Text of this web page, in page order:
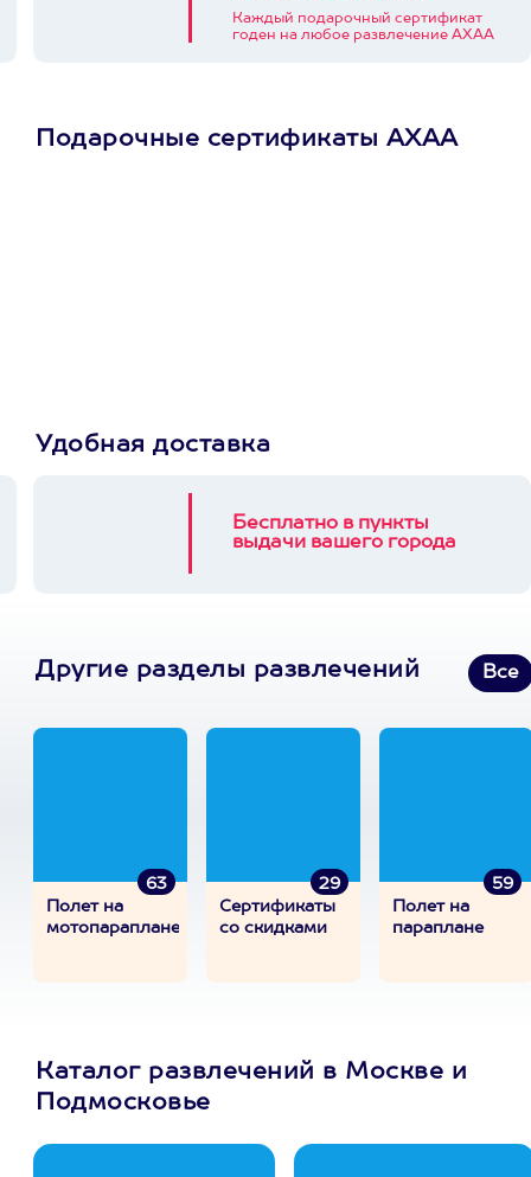
Каждый подарочный сертификат
годен на любое развлечение АХАА
Подарочные сертификаты АХАА
Удобная доставка
Бесплатно в пункты
выдачи вашего города
Другие разделы развлечений Все
63
Полет на
мотопараплане
29
Сертификаты
со скидками
59
Полет на
параплане
Каталог развлечений в Москве и
Подмосковье